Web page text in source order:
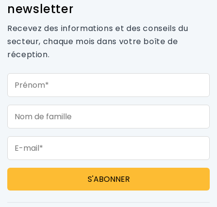
newsletter
Recevez des informations et des conseils du
secteur, chaque mois dans votre boîte de
réception.
Prénom*
Nom de famille
E-mail*